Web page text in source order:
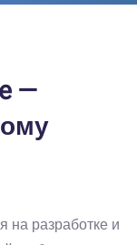
—
на разработке и